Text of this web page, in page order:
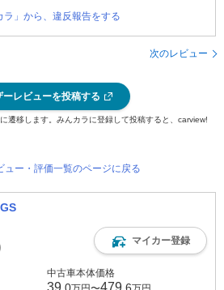
ラ」から、違反報告をする
次のレビュー
ーレビューを投稿する
遷移します。みんカラに登録して投稿すると、carview!
ュー・評価一覧のページに戻る
マイカー登録
中古車本体価格
39 479